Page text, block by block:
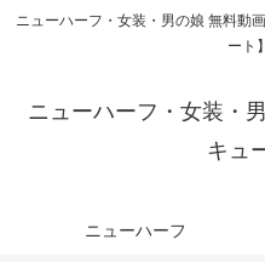
ニューハーフ・女装・男の娘 無料動
ート
ニューハーフ・女装・
キュ
ニューハーフ